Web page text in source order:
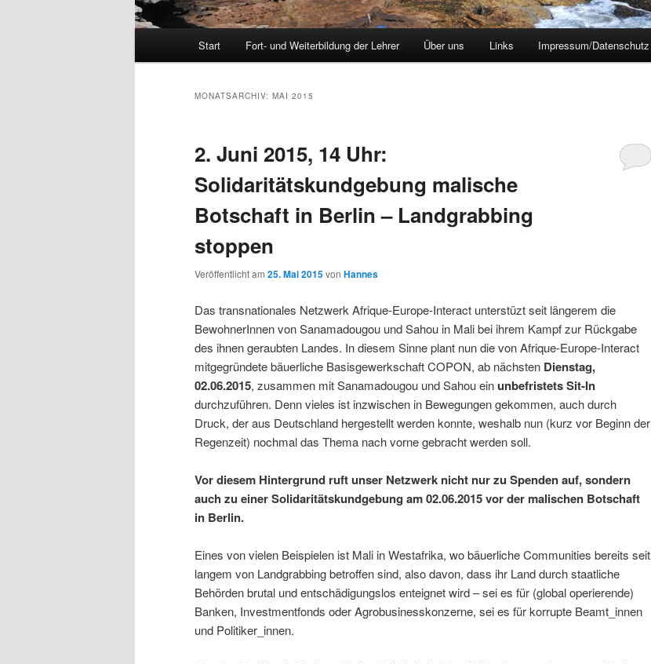
Start Fort- und Weiterbildung der Lehrer Über uns Links Impressum/Datenschutz
MONATSARCHIV: MAI 2015
2. Juni 2015, 14 Uhr:
Solidaritätskundgebung malische
Botschaft in Berlin – Landgrabbing
stoppen
Veröffentlicht am 25. Mai 2015von Hannes
Das transnationales Netzwerk Afrique-Europe-Interact unterstüzt seit längerem die
BewohnerInnen von Sanamadougou und Sahou in Mali bei ihrem Kampf zur Rückgabe
des ihnen geraubten Landes. In diesem Sinne plant nun die von Afrique-Europe-Interact
mitgegründete bäuerliche Basisgewerkschaft COPON, ab nächsten Dienstag,
02.06.2015, zusammen mit Sanamadougou und Sahou einunbefristets Sit-In
durchzuführen. Denn vieles ist inzwischen in Bewegungen gekommen, auch durch
Druck, der aus Deutschland hergestellt werden konnte, weshalb nun (kurz vor Beginn der
Regenzeit) nochmal das Thema nach vorne gebracht werden soll.
Vor diesem Hintergrund ruft unser Netzwerk nicht nur zu Spenden auf, sondern
auch zu einer Solidaritätskundgebung am 02.06.2015 vor der malischen Botschaft
in Berlin.
Eines von vielen Beispielen ist Mali in Westafrika, wo bäuerliche Communities bereits seit
langem von Landgrabbing betroffen sind, also davon, dass ihr Land durch staatliche
Behörden brutal und entschädigungslos enteignet wird – sei es für (global operierende)
Banken, Investmentfonds oder Agrobusinesskonzerne, sei es für korrupte Beamt_innen
und Politiker_innen.